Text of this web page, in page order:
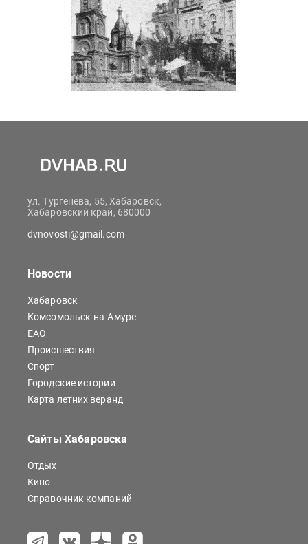
ул. Тургенева, 55, Хабаровск,
Хабаровский край, 680000
dvnovosti@gmail.com
Новости
Хабаровск
Комсомольск-на-Амуре
ЕАО
Происшествия
Спорт
Городские истории
Карта летних веранд
Сайты Хабаровска
Отдых
Кино
Справочник компаний